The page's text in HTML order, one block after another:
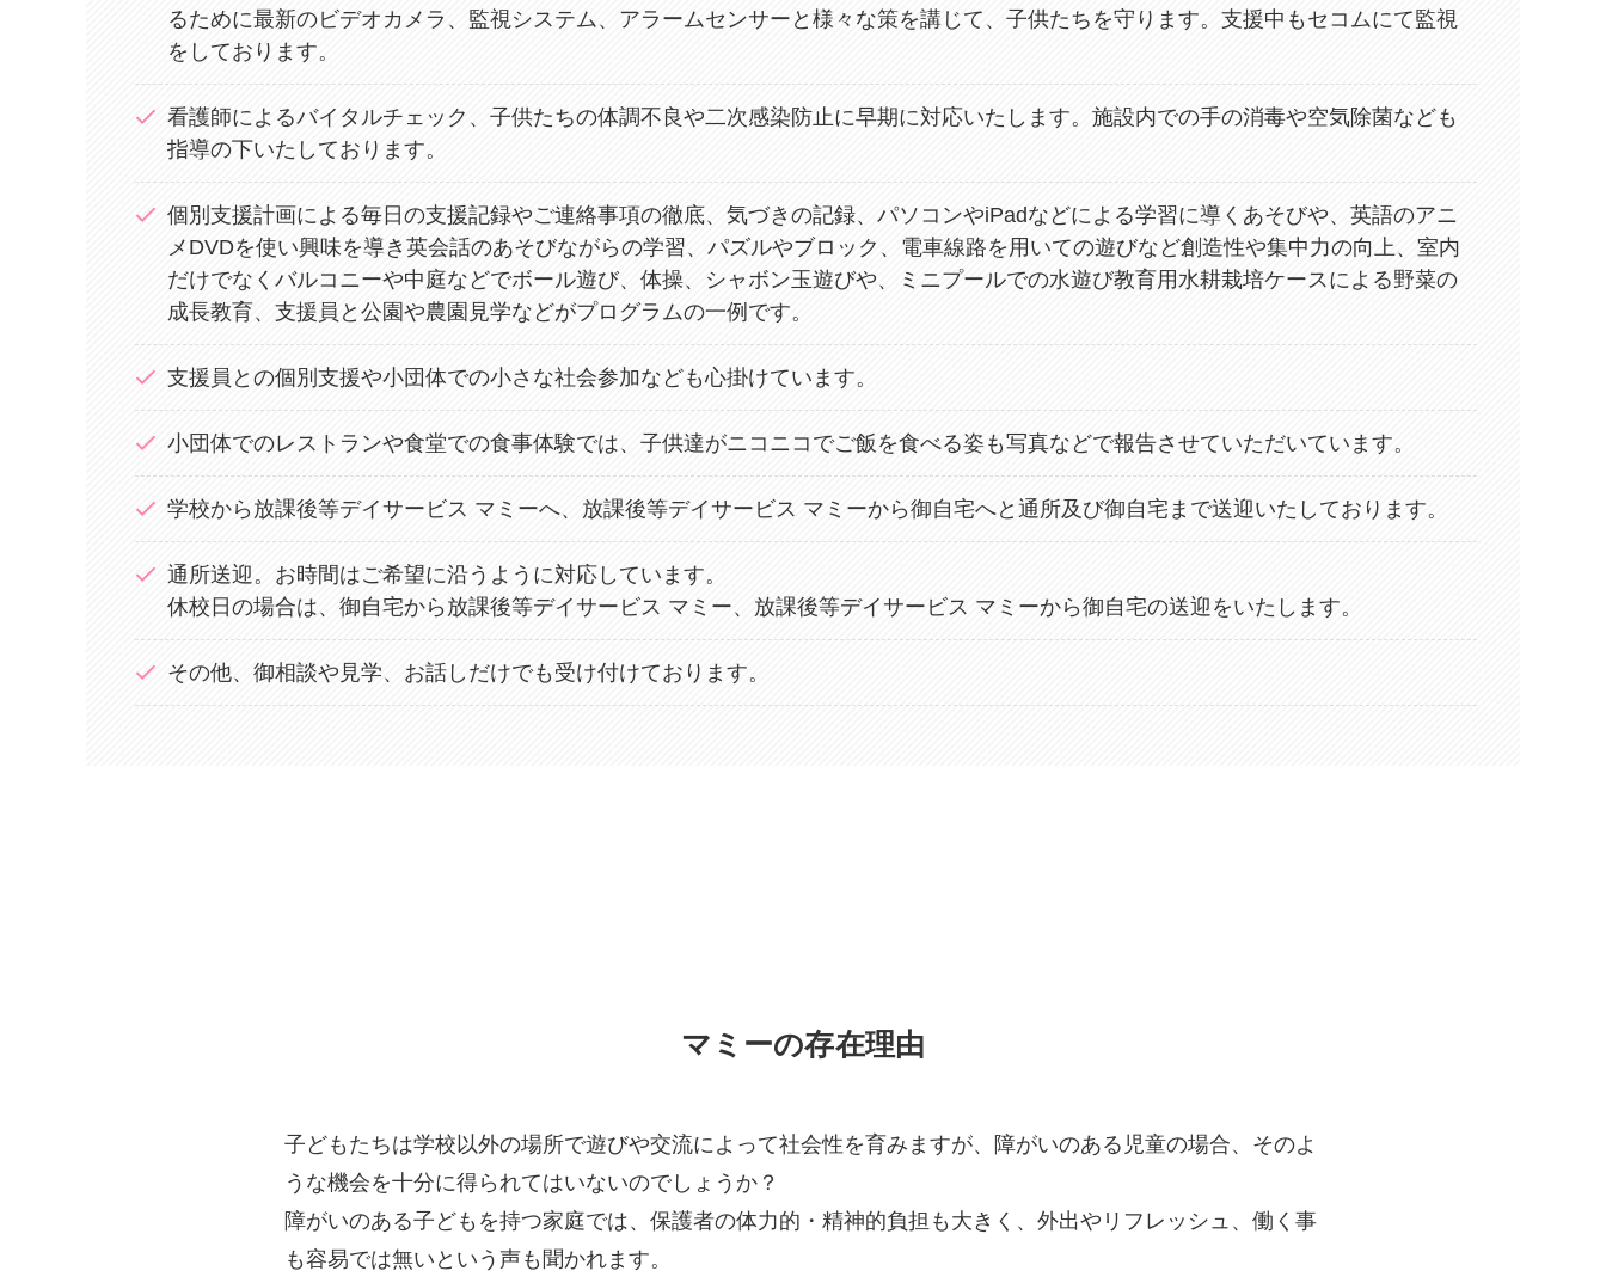
るために最新のビデオカメラ、監視システム、アラームセンサーと様々な策を講じて、子供たちを守ります。支援中もセコムにて監視
をしております。
看護師によるバイタルチェック、子供たちの体調不良や二次感染防止に早期に対応いたします。施設内での手の消毒や空気除菌なども
指導の下いたしております。
個別支援計画による毎日の支援記録やご連絡事項の徹底、気づきの記録、パソコンやiPadなどによる学習に導くあそびや、英語のアニ
メDVDを使い興味を導き英会話のあそびながらの学習、パズルやブロック、電車線路を用いての遊びなど創造性や集中力の向上、室内
だけでなくバルコニーや中庭などでボール遊び、体操、シャボン玉遊びや、ミニプールでの水遊び教育用水耕栽培ケースによる野菜の
成長教育、支援員と公園や農園見学などがプログラムの一例です。
支援員との個別支援や小団体での小さな社会参加なども心掛けています。
小団体でのレストランや食堂での食事体験では、子供達がニコニコでご飯を食べる姿も写真などで報告させていただいています。
学校から放課後等デイサービス マミーへ、放課後等デイサービス マミーから御自宅へと通所及び御自宅まで送迎いたしております。
通所送迎。お時間はご希望に沿うように対応しています。
休校日の場合は、御自宅から放課後等デイサービス マミー、放課後等デイサービス マミーから御自宅の送迎をいたします。
その他、御相談や見学、お話しだけでも受け付けております。
マミーの存在理由
子どもたちは学校以外の場所で遊びや交流によって社会性を育みますが、障がいのある児童の場合、そのよ
うな機会を十分に得られてはいないのでしょうか？
障がいのある子どもを持つ家庭では、保護者の体力的・精神的負担も大きく、外出やリフレッシュ、働く事
も容易では無いという声も聞かれます。